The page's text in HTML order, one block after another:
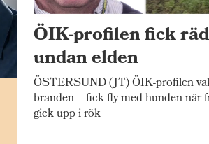
ÖIK-profilen fick
undan elden
ÖSTERSUND (JT) ÖIK-profilen
branden – fick fly med hunden när
gick upp i rök